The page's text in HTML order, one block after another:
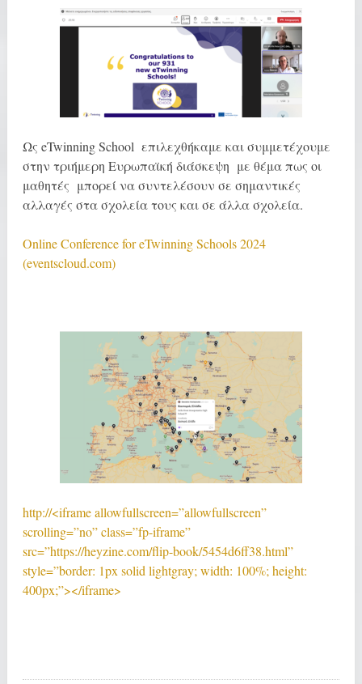
Ως eTwinning School επιλεχθήκαμε και συμμετέχουμε
στην τριήμερη Ευρωπαϊκή διάσκεψη με θέμα πως οι
μαθητές μπορεί να συντελέσουν σε σημαντικές
αλλαγές στα σχολεία τους και σε άλλα σχολεία.
Online Conference for eTwinning Schools 2024
(eventscloud.com)
http://<iframe allowfullscreen=”allowfullscreen”
scrolling=”no” class=”fp-iframe”
src=”https://heyzine.com/flip-book/5454d6ff38.html”
style=”border: 1px solid lightgray; width: 100%; height:
400px;”></iframe>